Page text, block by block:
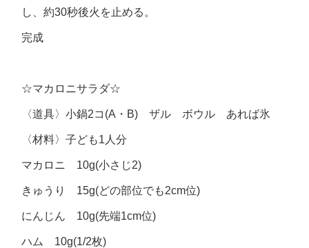
し、約30秒後火を止める。
完成
☆マカロニサラダ☆
〈道具〉小鍋2コ(A・B) ザル ボウル あれば氷
〈材料〉子ども1人分
マカロニ 10g(小さじ2)
きゅうり 15g(どの部位でも2cm位)
にんじん 10g(先端1cm位)
ハム 10g(1/2枚)